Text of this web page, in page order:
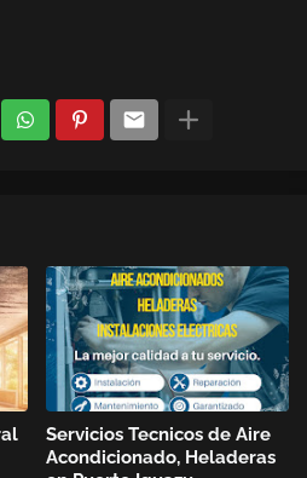
Servicios Tecnicos de Aire
Acondicionado, Heladeras